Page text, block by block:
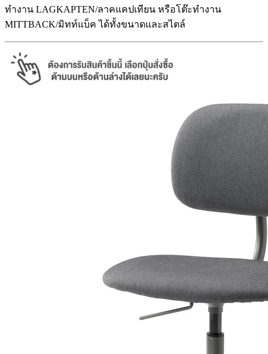
ทำงาน LAGKAPTEN/ลาคแคปเทียน หรือโต๊ะทำงาน
MITTBACK/มิทท์แบ็ค ได้ทั้งขนาดและสไตล์